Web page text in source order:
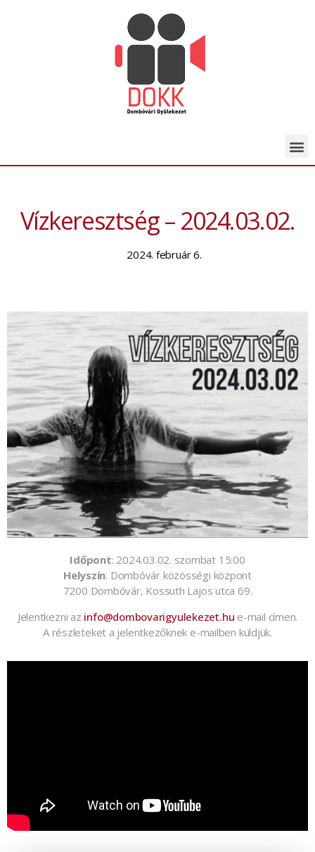
Vízkeresztség – 2024.03.02.
2024. február 6.
Időpont: 2024.03.02. szombat 15:00
Helyszín: Dombóvár közösségi központ
7200 Dombóvár, Kossuth Lajos utca 69.
Jelentkezni az info@dombovarigyulekezet.hu e-mail címen.
A részleteket a jelentkezőknek e-mailben küldjük.